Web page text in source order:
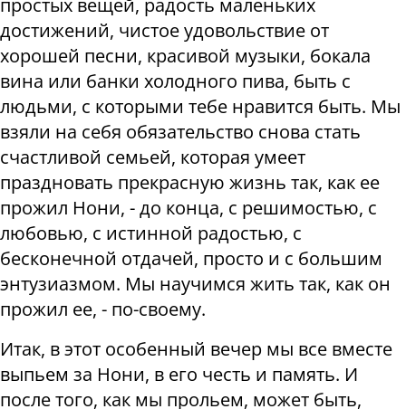
простых вещей, радость маленьких
достижений, чистое удовольствие от
хорошей песни, красивой музыки, бокала
вина или банки холодного пива, быть с
людьми, с которыми тебе нравится быть. Мы
взяли на себя обязательство снова стать
счастливой семьей, которая умеет
праздновать прекрасную жизнь так, как ее
прожил Нони, - до конца, с решимостью, с
любовью, с истинной радостью, с
бесконечной отдачей, просто и с большим
энтузиазмом. Мы научимся жить так, как он
прожил ее, - по-своему.
Итак, в этот особенный вечер мы все вместе
выпьем за Нони, в его честь и память. И
после того, как мы прольем, может быть,